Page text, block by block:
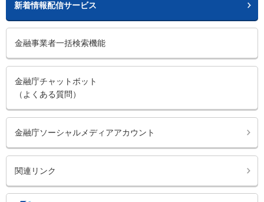
新着情報配信サービス
金融事業者一括検索機能
金融庁チャットボット
（よくある質問）
金融庁ソーシャルメディアアカウント
関連リンク